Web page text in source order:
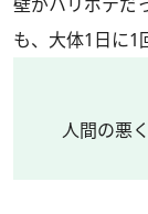
も、大体1日に1
人間の悪